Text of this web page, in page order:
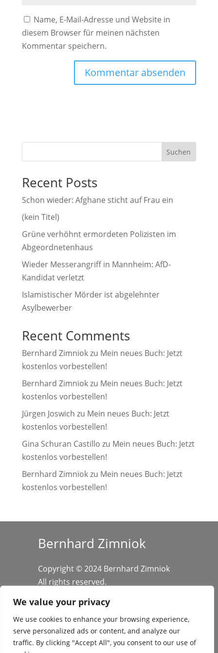
We value your privacy
We use cookies to enhance your browsing experience,
serve personalized ads or content, and analyze our
traffic. By clicking "Accept All", you consent to our use of
Name, E-Mail-Adresse und Website in
diesem Browser für meinen nächsten
Kommentar speichern.
r
t
i
e
:
Suchen
Recent Posts
Schon wieder: Afghane sticht auf Frau ein
(kein Titel)
Grüne verhöhnt ermordeten Polizisten im
Abgeordnetenhaus
Wieder Messerangriff in Mannheim: AfD-
Kandidat verletzt
Islamistischer Mörder ist abgelehnter
Asylbewerber
Recent Comments
Bernhard Zimniokzu Mein neues Buch: Jetzt
kostenlos vorbestellen!
Bernhard Zimniokzu Mein neues Buch: Jetzt
kostenlos vorbestellen!
Jürgen Joswich zu Mein neues Buch: Jetzt
kostenlos vorbestellen!
Gina Schuran Castillo zu Mein neues Buch: Jetzt
kostenlos vorbestellen!
Bernhard Zimniokzu Mein neues Buch: Jetzt
kostenlos vorbestellen!
Bernhard Zimniok
Copyright © 2024 Bernhard Zimniok
All rights reserved.